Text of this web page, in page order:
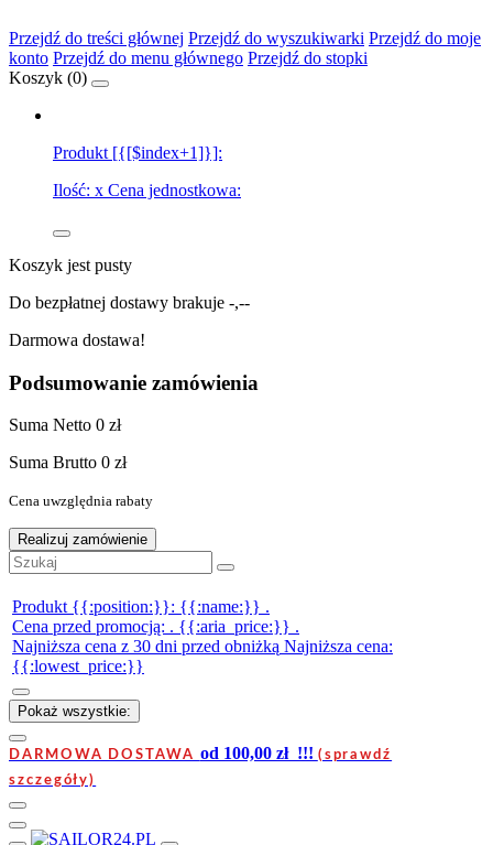
Przejdź do treści głównej Przejdź do wyszukiwarki Przejdź do moje
konto Przejdź do menu głównego Przejdź do stopki
Koszyk (0)
Produkt [{[$index+1]}]:
Ilość: x Cena jednostkowa:
Koszyk jest pusty
Do bezpłatnej dostawy brakuje -,--
Darmowa dostawa!
Podsumowanie zamówienia
Suma Netto 0 zł
Suma Brutto 0 zł
Cena uwzględnia rabaty
Realizuj zamówienie
Produkt {{:position:}}: {{:name:}} .
Cena przed promocją: . {{:aria_price:}} .
Najniższa cena z 30 dni przed obniżką Najniższa cena:
{{:lowest_price:}}
Pokaż wszystkie:
DARMOWA DOSTAWA od 100,00 zł !!! (sprawdź
szczegóły)